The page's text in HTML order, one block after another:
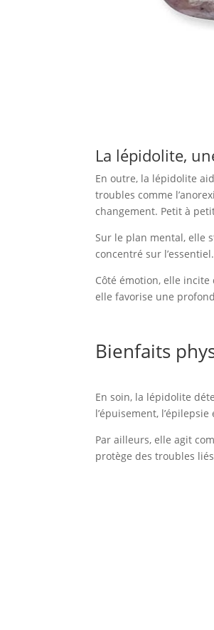
La lépidolite,
En outre, la lépidolite
troubles comme
changement. Petit à
Sur le plan mental, elle
concentré sur
Côté émotion, elle
elle favorise une
Bienfaits
En soin, la lépidolite
l’épuisement,
Par ailleurs, elle agit
protège des troubles